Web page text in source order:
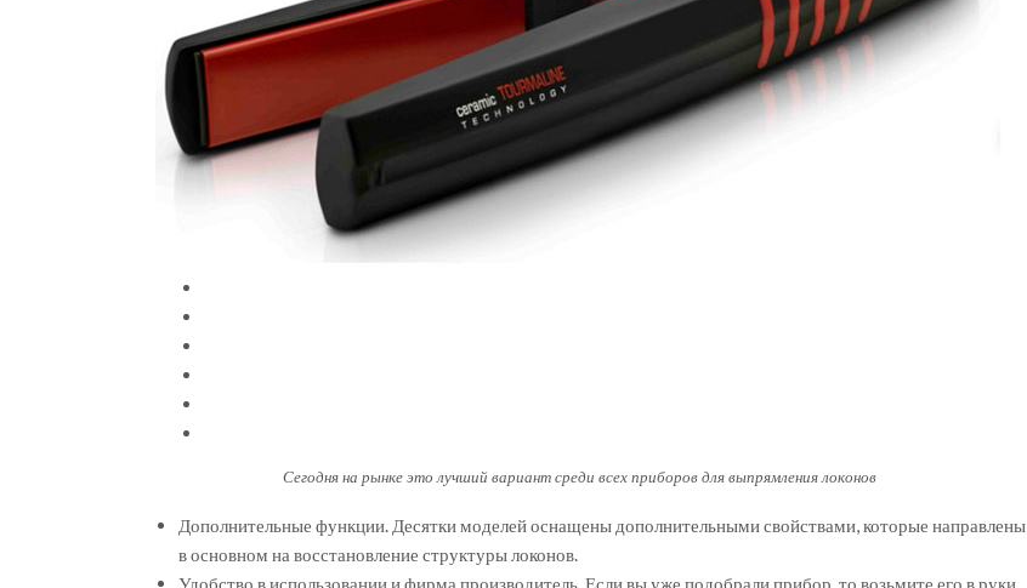
Сегодня на рынке это лучший вариант среди всех приборов для выпрямления локонов
Дополнительные функции. Десятки моделей оснащены дополнительными свойствами, которые направлены
в основном на восстановление структуры локонов.
Удобство в использовании и фирма производитель. Если вы уже подобрали прибор, то возьмите его в руки.